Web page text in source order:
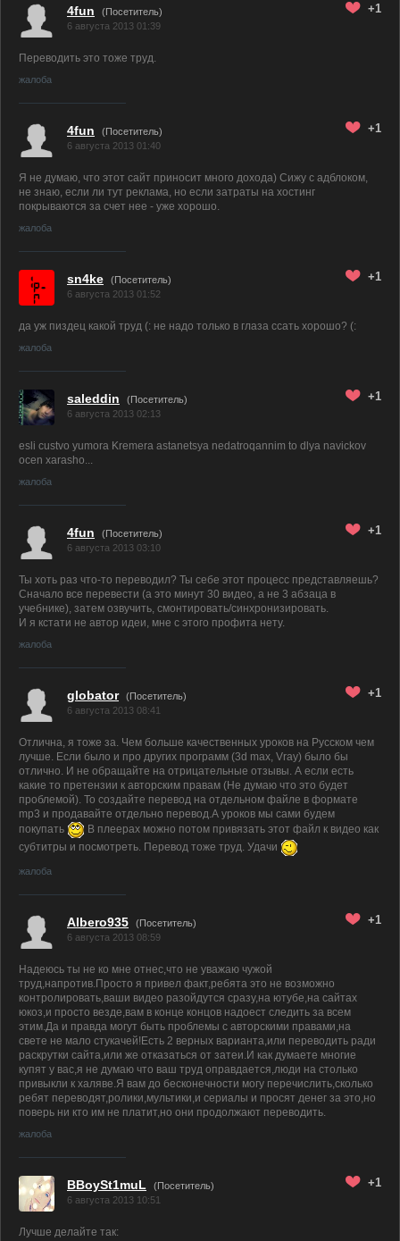
4fun
(Посетитель)
6 августа 2013 01:39
+1
Переводить это тоже труд.
жалоба
4fun
(Посетитель)
6 августа 2013 01:40
+1
Я не думаю, что этот сайт приносит много дохода) Сижу с адблоком,
не знаю, если ли тут реклама, но если затраты на хостинг
покрываются за счет нее - уже хорошо.
жалоба
sn4ke
(Посетитель)
6 августа 2013 01:52
+1
да уж пиздец какой труд (: не надо только в глаза ссать хорошо? (:
жалоба
saleddin
(Посетитель)
6 августа 2013 02:13
+1
esli custvo yumora Kremera astanetsya nedatroqannim to dlya navickov
ocen xarasho...
жалоба
4fun
(Посетитель)
6 августа 2013 03:10
+1
Ты хоть раз что-то переводил? Ты себе этот процесс представляешь?
Сначало все перевести (а это минут 30 видео, а не 3 абзаца в
учебнике), затем озвучить, смонтировать/синхронизировать.
И я кстати не автор идеи, мне с этого профита нету.
жалоба
globator
(Посетитель)
6 августа 2013 08:41
+1
Отлична, я тоже за. Чем больше качественных уроков на Русском чем
лучше. Если было и про других программ (3d max, Vray) было бы
отлично. И не обращайте на отрицательные отзывы. А если есть
какие то претензии к авторским правам (Не думаю что это будет
проблемой). То создайте перевод на отдельном файле в формате
mp3 и продавайте отдельно перевод.А уроков мы сами будем
покупать
В плеерах можно потом привязать этот файл к видео как
субтитры и посмотреть. Перевод тоже труд. Удачи
жалоба
Albero935
(Посетитель)
6 августа 2013 08:59
+1
Надеюсь ты не ко мне отнес,что не уважаю чужой
труд,напротив.Просто я привел факт,ребята это не возможно
контролировать,ваши видео разойдутся сразу,на ютубе,на сайтах
юкоз,и просто везде,вам в конце концов надоест следить за всем
этим.Да и правда могут быть проблемы с авторскими правами,на
свете не мало стукачей!Есть 2 верных варианта,или переводить ради
раскрутки сайта,или же отказаться от затеи.И как думаете многие
купят у вас,я не думаю что ваш труд оправдается,люди на столько
привыкли к халяве.Я вам до бесконечности могу перечислить,сколько
ребят переводят,ролики,мультики,и сериалы и просят денег за это,но
поверь ни кто им не платит,но они продолжают переводить.
жалоба
BBoySt1muL
(Посетитель)
6 августа 2013 10:51
+1
Лучше делайте так: